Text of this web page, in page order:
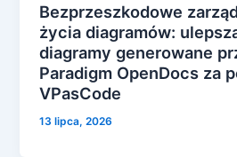
Bezprzeszkodowe
życia diagramów:
diagramy generowane
Paradigm OpenDocs za
VPasCode
13 lipca, 2026